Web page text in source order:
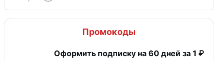
Промокоды
Оформить подписку на 60 дней за 1 ₽